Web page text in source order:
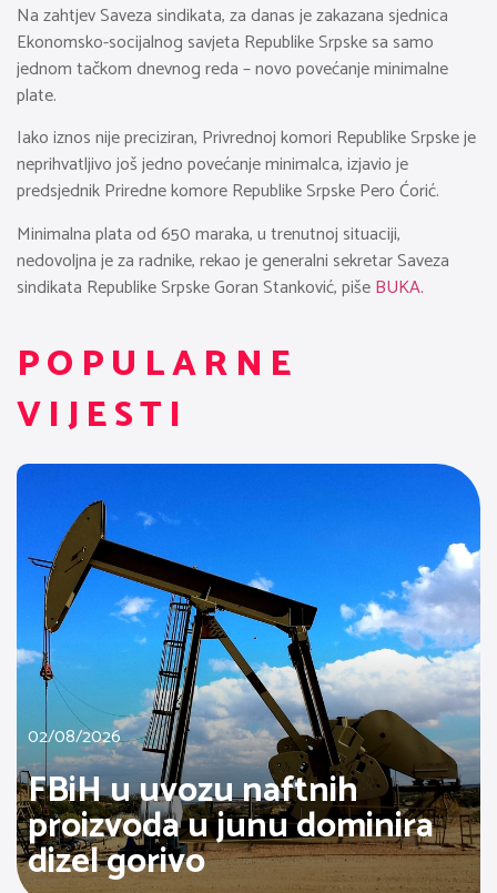
Na zahtjev Saveza sindikata, za danas je zakazana sjednica
Ekonomsko-socijalnog savjeta Republike Srpske sa samo
jednom tačkom dnevnog reda – novo povećanje minimalne
plate.
Iako iznos nije preciziran, Privrednoj komori Republike Srpske je
neprihvatljivo još jedno povećanje minimalca, izjavio je
predsjednik Priredne komore Republike Srpske Pero Ćorić.
Minimalna plata od 650 maraka, u trenutnoj situaciji,
nedovoljna je za radnike, rekao je generalni sekretar Saveza
sindikata Republike Srpske Goran Stanković, pišeBUKA.
POPULARNE
VIJESTI
02/08/2026
FBiH u uvozu naftnih
proizvoda u junu dominira
dizel gorivo